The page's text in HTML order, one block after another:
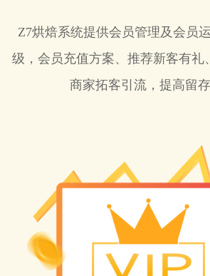
Z7烘焙系统提供会员管理及会员
级，会员充值方案、推荐新客有礼
商家拓客引流，提高留存